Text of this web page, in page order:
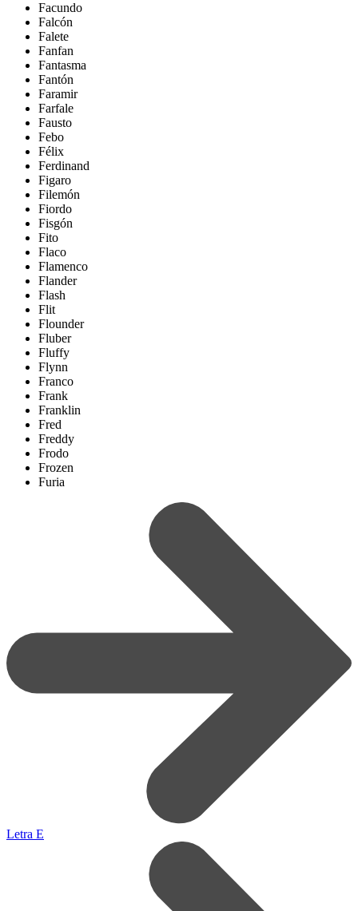
Facundo
Falcón
Falete
Fanfan
Fantasma
Fantón
Faramir
Farfale
Fausto
Febo
Félix
Ferdinand
Figaro
Filemón
Fiordo
Fisgón
Fito
Flaco
Flamenco
Flander
Flash
Flit
Flounder
Fluber
Fluffy
Flynn
Franco
Frank
Franklin
Fred
Freddy
Frodo
Frozen
Furia
Letra E